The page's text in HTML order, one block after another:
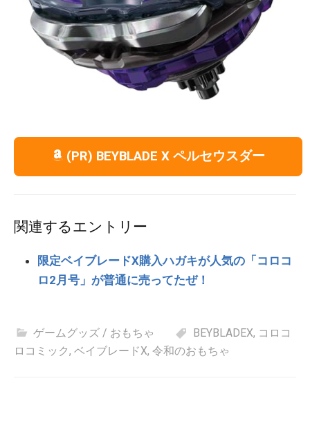
(PR) BEYBLADE X ペルセウスダー
関連するエントリー
限定ベイブレードX購入ハガキが人気の「コロコ
ロ2月号」が普通に売ってたぜ！
ゲームグッズ / おもちゃ BEYBLADEX, コロコ
ロコミック, ベイブレードX, 令和のおもちゃ